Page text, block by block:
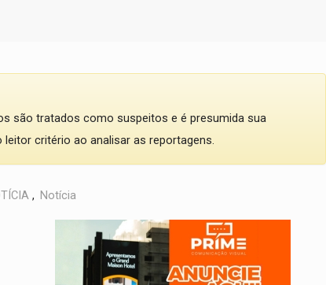
são tratados como suspeitos e é presumida sua
critério ao analisar as reportagens.
, Notícia